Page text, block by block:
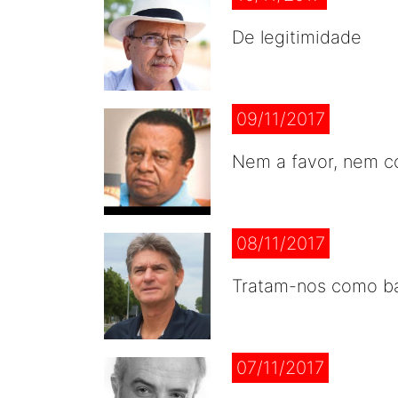
De legitimidade
09/11/2017
Nem a favor, nem
08/11/2017
Tratam-nos como
07/11/2017